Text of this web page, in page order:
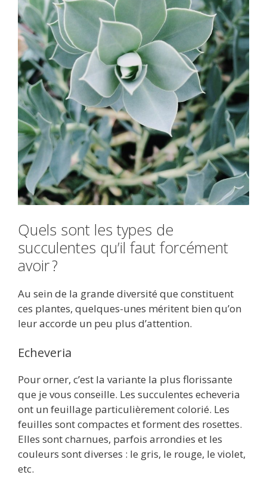
Quels sont les types de
succulentes qu’il faut forcément
avoir ?
Au sein de la grande diversité que constituent
ces plantes, quelques-unes méritent bien qu’on
leur accorde un peu plus d’attention.
Echeveria
Pour orner, c’est la variante la plus florissante
que je vous conseille. Les succulentes echeveria
ont un feuillage particulièrement colorié. Les
feuilles sont compactes et forment des rosettes.
Elles sont charnues, parfois arrondies et les
couleurs sont diverses : le gris, le rouge, le violet,
etc.